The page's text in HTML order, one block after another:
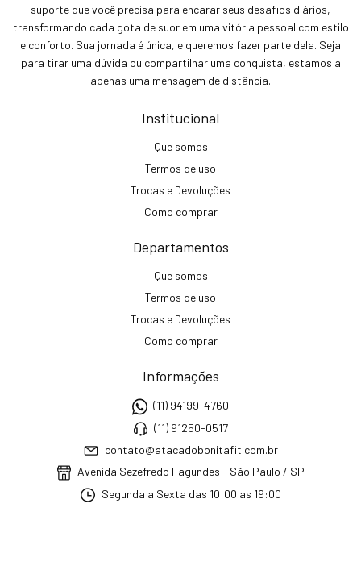
suporte que você precisa para encarar seus desafios diários,
transformando cada gota de suor em uma vitória pessoal com estilo
e conforto. Sua jornada é única, e queremos fazer parte dela. Seja
para tirar uma dúvida ou compartilhar uma conquista, estamos a
apenas uma mensagem de distância.
Institucional
Que somos
Termos de uso
Trocas e Devoluções
Como comprar
Departamentos
Que somos
Termos de uso
Trocas e Devoluções
Como comprar
Informações
(11) 94199-4760
(11) 91250-0517
contato@atacadobonitafit.com.br
Avenida Sezefredo Fagundes - São Paulo / SP
Segunda a Sexta das 10:00 as 19:00